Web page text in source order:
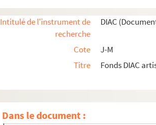
Intitulé de l'instrument de
recherche
DIAC
Cote
J-M
Titre
Fonds DIAC
Dans le document :
Artistes. LINDENBERG, Udo
Artistes. LINDER, Marc
Artistes. LINDS, Bengt
Artistes. LINDSTROM, Bengt
Artistes. LINER, Carl Walter